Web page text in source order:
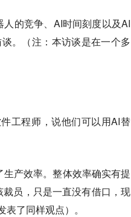
的竞争、AI时间刻度以及AI
。（注：本访谈是在一个多
工程师，说他们可以用AI替
产效率。整体效率确实有提
员，只是一直没有借口，现
了同样观点）。